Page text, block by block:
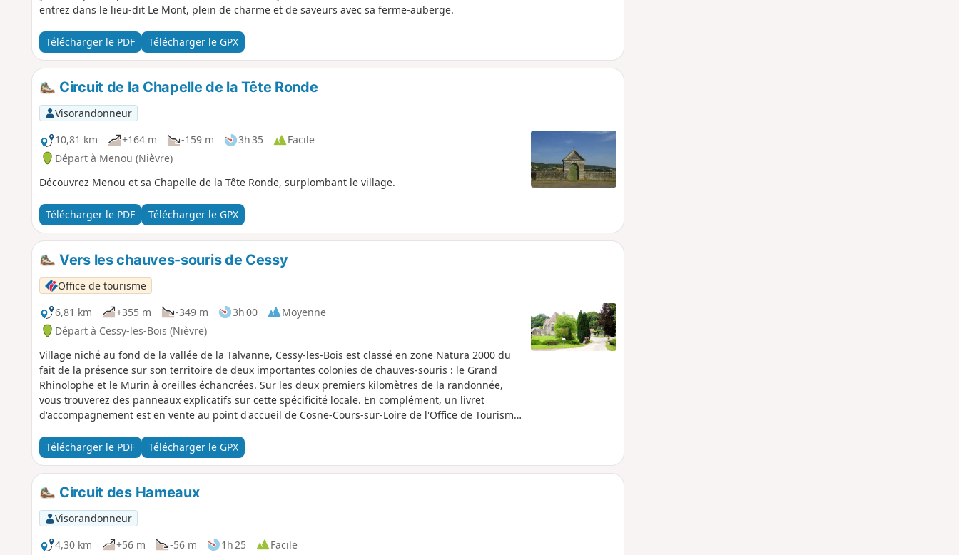
entrez dans le lieu-dit Le Mont, plein de charme et de saveurs avec sa ferme-auberge.
Télécharger le PDF Télécharger le GPX
Circuit de la Chapelle de la Tête Ronde
Visorandonneur
10,81 km
+164 m -159 m 3h 35
Facile
Départ à Menou (Nièvre)
Découvrez Menou et sa Chapelle de la Tête Ronde, surplombant le village.
Télécharger le PDF Télécharger le GPX
Vers les chauves-souris de Cessy
Office de tourisme
6,81 km
+355 m -349 m 3h 00
Moyenne
Départ à Cessy-les-Bois (Nièvre)
Village niché au fond de la vallée de la Talvanne, Cessy-les-Bois est classé en zone Natura 2000 du
fait de la présence sur son territoire de deux importantes colonies de chauves-souris : le Grand
Rhinolophe et le Murin à oreilles échancrées. Sur les deux premiers kilomètres de la randonnée,
vous trouverez des panneaux explicatifs sur cette spécificité locale. En complément, un livret
d'accompagnement est en vente au point d'accueil de Cosne-Cours-sur-Loire de l'Office de Tourisme
Télécharger le PDF
Télécharger le GPX
Circuit des Hameaux
Visorandonneur
4,30 km
+56 m -56 m 1h 25
Facile